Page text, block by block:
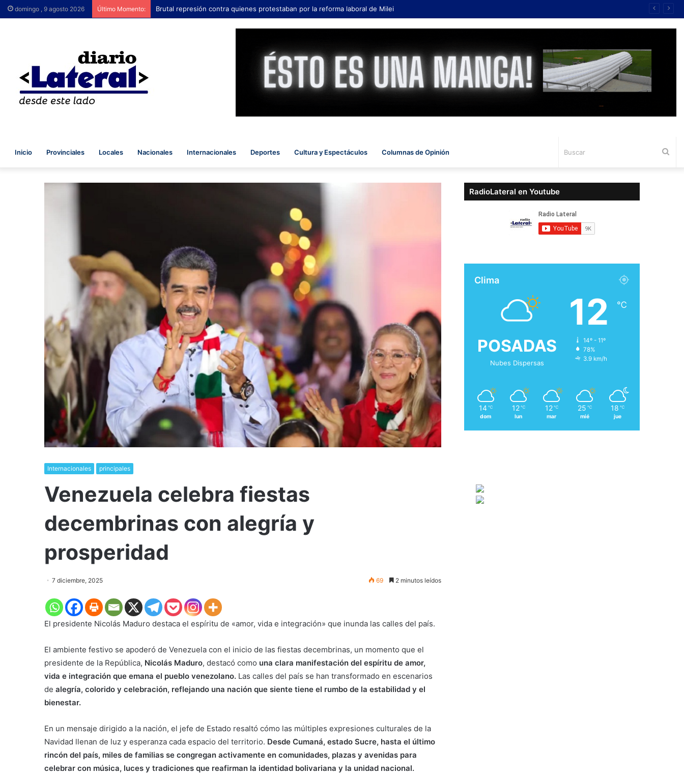
domingo , 9 agosto 2026 Último Momento: Brutal represión contra quienes protestaban por la reforma laboral de Milei
Inicio Provinciales Locales Nacionales Internacionales Deportes Cultura y Espectáculos Columnas de Opinión
Internacionales principales
Venezuela celebra fiestas
decembrinas con alegría y
prosperidad
7 diciembre, 2025 69 2 minutos leídos
El presidente Nicolás Maduro destaca el espíritu de «amor, vida e integración» que inunda las calles del país.
El ambiente festivo se apoderó de Venezuela con el inicio de las fiestas decembrinas, un momento que el
presidente de la República, Nicolás Maduro, destacó como una clara manifestación del espíritu de amor,
vida e integración que emana el pueblo venezolano. Las calles del país se han transformado en escenarios
de alegría, colorido y celebración, reflejando una nación que siente tiene el rumbo de la estabilidad y el
bienestar.
En un mensaje dirigido a la nación, el jefe de Estado resaltó cómo las múltiples expresiones culturales de la
Navidad llenan de luz y esperanza cada espacio del territorio. Desde Cumaná, estado Sucre, hasta el último
rincón del país, miles de familias se congregan activamente en comunidades, plazas y avenidas para
celebrar con música, luces y tradiciones que reafirman la identidad bolivariana y la unidad nacional.
RadioLateral en Youtube
Clima
POSADAS
Nubes Dispersas
12 ℃
14º - 11º
78%
3.9 km/h
14 ℃
dom
12 ℃
lun
12 ℃
mar
25 ℃
mié
18 ℃
jue